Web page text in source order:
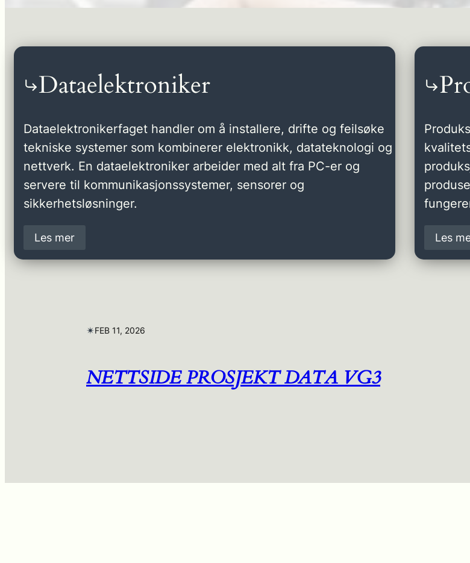
Dataelektroniker
Dataelektronikerfaget handler om å installere, drifte og feilsøke
tekniske systemer som kombinerer elektronikk, datateknologi og
nettverk. En dataelektroniker arbeider med alt fra PC-er og
servere til kommunikasjonssystemer, sensorer og
sikkerhetsløsninger.
Les mer Les
✴︎FEB 11, 2026
NETTSIDE PROSJEKT DATA VG3